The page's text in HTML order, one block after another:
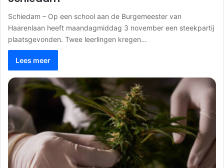
Schiedam – Op een school aan de Burgemeester van
Haarenlaan heeft maandagmiddag 3 november een steekpartij
plaatsgevonden. Twee leerlingen kregen…
Lees meer